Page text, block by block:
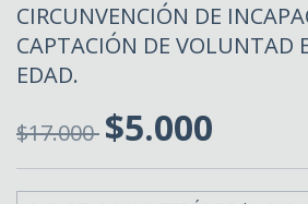
CIRCUNVENCIÓN DE
CAPTACIÓN DE VOLUNTAD
EDAD.
$17.000 $5.000